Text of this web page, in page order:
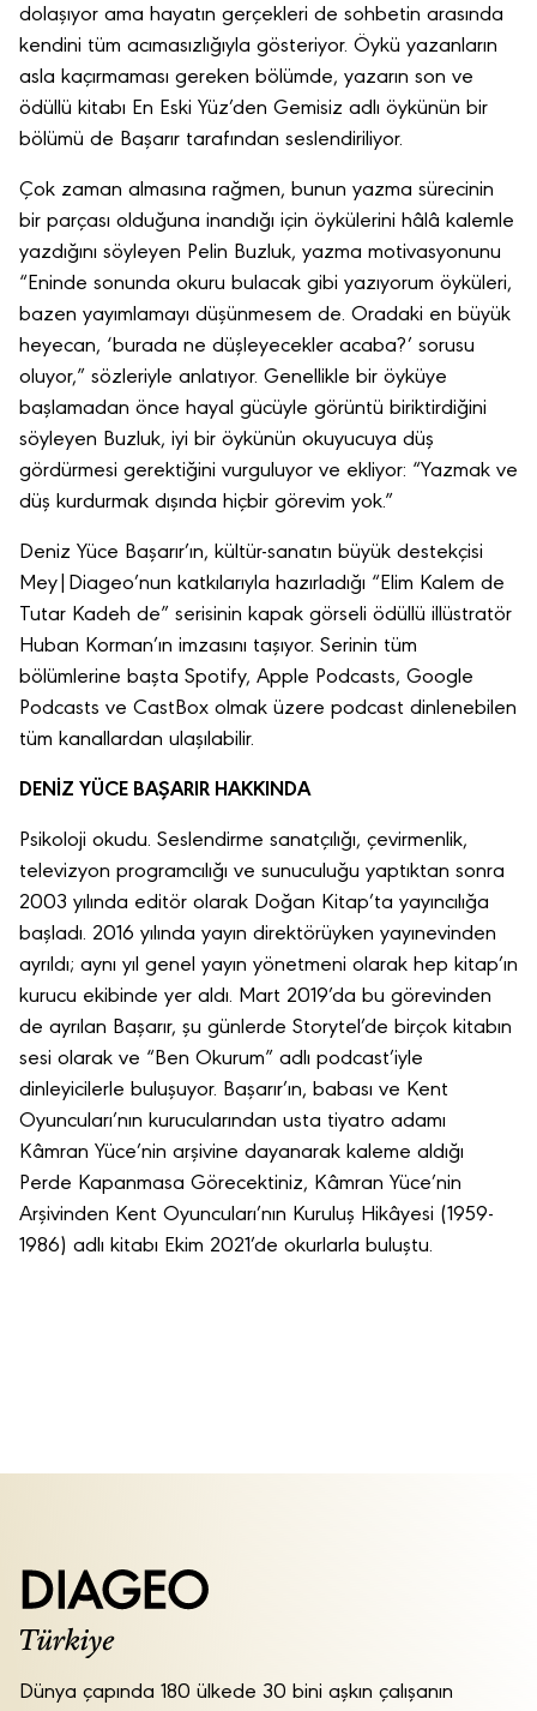
dolaşıyor ama hayatın gerçekleri de sohbetin arasında
kendini tüm acımasızlığıyla gösteriyor. Öykü yazanların
asla kaçırmaması gereken bölümde, yazarın son ve
ödüllü kitabı En Eski Yüz’den Gemisiz adlı öykünün bir
bölümü de Başarır tarafından seslendiriliyor.
Çok zaman almasına rağmen, bunun yazma sürecinin
bir parçası olduğuna inandığı için öykülerini hâlâ kalemle
yazdığını söyleyen Pelin Buzluk, yazma motivasyonunu
“Eninde sonunda okuru bulacak gibi yazıyorum öyküleri,
bazen yayımlamayı düşünmesem de. Oradaki en büyük
heyecan, ‘burada ne düşleyecekler acaba?’ sorusu
oluyor,” sözleriyle anlatıyor. Genellikle bir öyküye
başlamadan önce hayal gücüyle görüntü biriktirdiğini
söyleyen Buzluk, iyi bir öykünün okuyucuya düş
gördürmesi gerektiğini vurguluyor ve ekliyor: “Yazmak ve
düş kurdurmak dışında hiçbir görevim yok.”
Deniz Yüce Başarır’ın, kültür-sanatın büyük destekçisi
Mey|Diageo’nun katkılarıyla hazırladığı “Elim Kalem de
Tutar Kadeh de” serisinin kapak görseli ödüllü illüstratör
Huban Korman’ın imzasını taşıyor. Serinin tüm
bölümlerine başta Spotify, Apple Podcasts, Google
Podcasts ve CastBox olmak üzere podcast dinlenebilen
tüm kanallardan ulaşılabilir.
DENİZ YÜCE BAŞARIR HAKKINDA
Psikoloji okudu. Seslendirme sanatçılığı, çevirmenlik,
televizyon programcılığı ve sunuculuğu yaptıktan sonra
2003 yılında editör olarak Doğan Kitap’ta yayıncılığa
başladı. 2016 yılında yayın direktörüyken yayınevinden
ayrıldı; aynı yıl genel yayın yönetmeni olarak hep kitap’ın
kurucu ekibinde yer aldı. Mart 2019’da bu görevinden
de ayrılan Başarır, şu günlerde Storytel’de birçok kitabın
sesi olarak ve “Ben Okurum” adlı podcast’iyle
dinleyicilerle buluşuyor. Başarır’ın, babası ve Kent
Oyuncuları’nın kurucularından usta tiyatro adamı
Kâmran Yüce’nin arşivine dayanarak kaleme aldığı
Perde Kapanmasa Görecektiniz, Kâmran Yüce’nin
Arşivinden Kent Oyuncuları’nın Kuruluş Hikâyesi (1959-
1986) adlı kitabı Ekim 2021’de okurlarla buluştu.
Dünya çapında 180 ülkede 30 bini aşkın çalışanın